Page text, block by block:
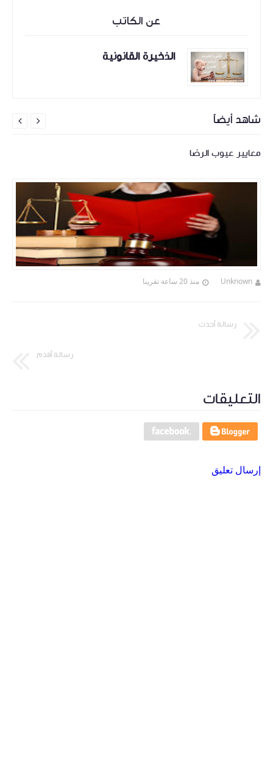
عن الكاتب
الذخيرة القانونية
شاهد أيضاً
معايير عيوب الرضا
Unknown منذ 20 ساعة تقريبا


رسالة أحدث
رسالة أقدم
التعليقات
إرسال تعليق